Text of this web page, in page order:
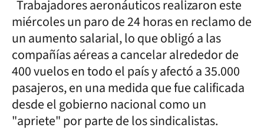
Trabajadores aeronáuticos realizaron este
miércoles un paro de 24 horas en reclamo de
un aumento salarial, lo que obligó a las
compañías aéreas a cancelar alrededor de
400 vuelos en todo el país y afectó a 35.000
pasajeros, en una medida que fue calificada
desde el gobierno nacional como un
"apriete" por parte de los sindicalistas.